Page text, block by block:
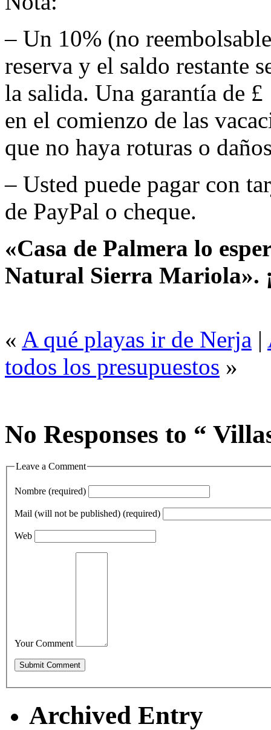
– Un 10% (no
reserva y el saldo restante
la salida. Una garantía de
en el comienzo de las
que no haya roturas o
– Usted puede pagar con
de PayPal o cheque.
«Casa de Palmera lo
Natural Sierra Mariola».
« A qué playas ir de Nerja |
todos los presupuestos »
No Responses to “
Leave a Comment
Nombre (required)
Mail (will not be published) (required)
Web
Your Comment
Archived Entry